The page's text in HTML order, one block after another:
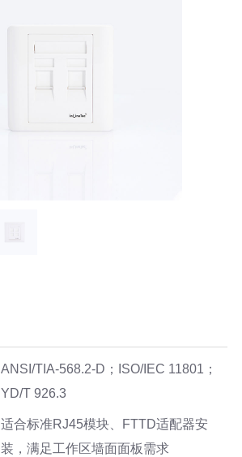
ANSI/TIA-568.2-D；ISO/IEC 11801；
YD/T 926.3
适合标准RJ45模块、FTTD适配器安
装，满足工作区墙面面板需求